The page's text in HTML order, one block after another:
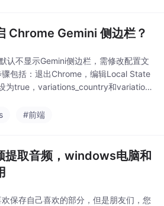
囊赚取Credit积分用于兑换资源。目前处
Chrome Gemini 侧边栏？
认不显示Gemini侧边栏，需修改配置文
包括：退出Chrome，编辑Local State
为true，variations_country和variation
）
#前端
提取音频，windows电脑和
保存自己喜欢的部分，但是朋友们，您